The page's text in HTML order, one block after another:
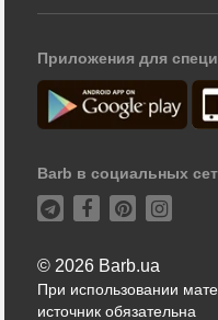
Приложения для
Barb в социальных
© 2026 Barb.ua
При использовании
источник обязательна